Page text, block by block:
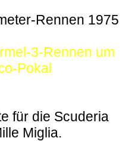
Rennen 1975
3-Rennen um
Pokal
für die Scuderia
Miglia.